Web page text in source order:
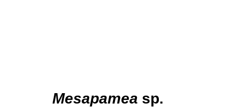
Mesapamea sp.